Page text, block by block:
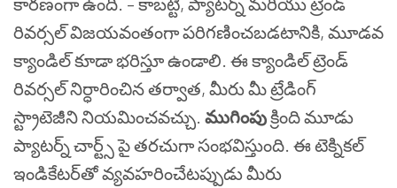
రివర్సల్ విజయవంతంగా పరిగణించబడటానికి, మూడవ
క్యాండిల్ కూడా భరిస్తూ ఉండాలి. ఈ క్యాండిల్ ట్రెండ్
రివర్సల్ నిర్ధారించిన తర్వాత, మీరు మీ ట్రేడింగ్
స్ట్రాటెజీని నియమించవచ్చు. ముగింపుక్రింది మూడు
ప్యాటర్న్ చార్ట్స్ పై తరచుగా సంభవిస్తుంది. ఈ టెక్నికల్
ఇండికేటర్‌తో వ్యవహరించేటప్పుడు మీరు